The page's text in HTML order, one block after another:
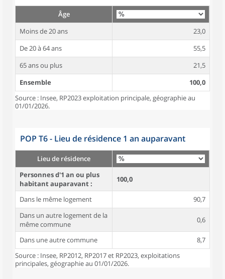
Âge
Moins de 20 ans
23,0
De 20 à 64 ans
55,5
65 ans ou plus
21,5
Ensemble
100,0
Source : Insee, RP2023 exploitation principale, géographie au
01/01/2026.
POP T6 - Lieu de résidence 1 an auparavant
Lieu de résidence
Personnes d'1 an ou plus
habitant auparavant :
100,0
Dans le même logement
90,7
Dans un autre logement de la
même commune
0,6
Dans une autre commune
8,7
Source : Insee, RP2012, RP2017 et RP2023, exploitations
principales, géographie au 01/01/2026.